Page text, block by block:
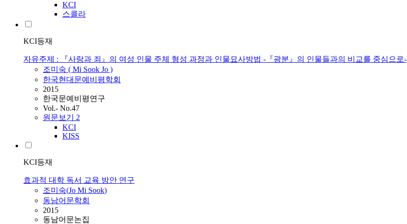
KCI
스콜라
KCI등재
자유주제 : 『사랑과 죄』의 여성 인물 주체 형성 과정과 인물묘사방법 -『광분』의 인물들과의 비교를 중심으로-
조미숙 ( Mi Sook Jo )
한국현대문예비평학회
2015
한국문예비평연구
Vol.- No.47
원문보기 2
KCI
KISS
KCI등재
효과적 대학 독서 교육 방안 연구
조미숙(Jo Mi Sook)
동남어문학회
2015
동남어문논집